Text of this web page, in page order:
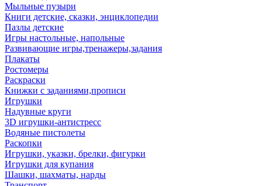
Мыльные пузыри
Книги детские, сказки, энциклопедии
Пазлы детские
Игры настольные, напольные
Развивающие игры,тренажеры,задания
Плакаты
Ростомеры
Раскраски
Книжки с заданиями,прописи
Игрушки
Надувные круги
3D игрушки-антистресс
Водяные пистолеты
Раскопки
Игрушки, указки, брелки, фигурки
Игрушки для купания
Шашки, шахматы, нарды